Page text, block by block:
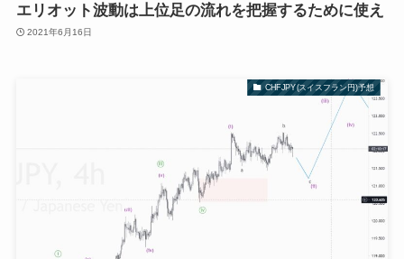
エリオット波動は上位足の流れを把握するために使え
2021年6月16日
CHFJPY(スイスフラン円)予想